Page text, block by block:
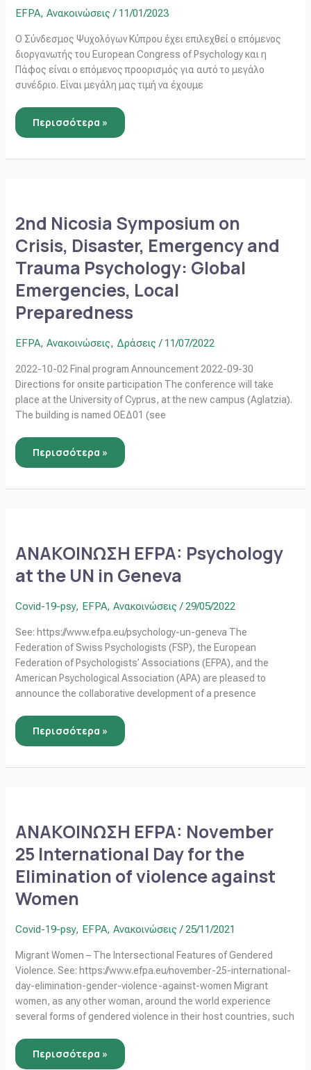
EFPA, Ανακοινώσεις / 11/01/2023
Ο Σύνδεσμος Ψυχολόγων Κύπρου έχει επιλεχθεί ο επόμενος
διοργανωτής του European Congress of Psychology και η
Πάφος είναι ο επόμενος προορισμός για αυτό το μεγάλο
συνέδριο. Είναι μεγάλη μας τιμή να έχουμε
extended.
Περισσότερα »
2nd Nicosia Symposium on
Crisis, Disaster, Emergency and
Trauma Psychology: Global
Emergencies, Local
Preparedness
EFPA, Ανακοινώσεις, Δράσεις / 11/07/2022
2022-10-02 Final program Announcement 2022-09-30
Directions for onsite participation The conference will take
place at the University of Cyprus, at the new campus (Aglatzia).
The building is named ΟΕΔ01 (see
Symposium
on
Disaster,
Emergency
and
Trauma
Global
Emergencies,
Local
Preparedness
Περισσότερα »
ΑΝΑΚΟΙΝΩΣΗ EFPA: Psychology
at the UN in Geneva
Covid-19-psy, EFPA, Ανακοινώσεις /29/05/2022
See: https://www.efpa.eu/psychology-un-geneva The
Federation of Swiss Psychologists (FSP), the European
Federation of Psychologists’ Associations (EFPA), and the
American Psychological Association (APA) are pleased to
announce the collaborative development of a presence
Psychology
at
UN
in
Περισσότερα »
ΑΝΑΚΟΙΝΩΣΗ EFPA: November
25 International Day for the
Elimination of violence against
Women
Covid-19-psy, EFPA, Ανακοινώσεις /25/11/2021
Migrant Women – The Intersectional Features of Gendered
Violence. See: https://www.efpa.eu/november-25-international-
day-elimination-gender-violence-against-women Migrant
women, as any other woman, around the world experience
several forms of gendered violence in their host countries, such
November
25
Day
for
the
Elimination
of
violence
Περισσότερα »